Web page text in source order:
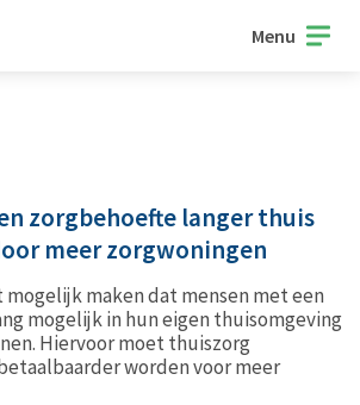
Menu
zorgbehoefte langer thuis
meer zorgwoningen
maken dat mensen met een
mogelijk in hun eigen thuisomgeving
Hiervoor moet thuiszorg
worden voor meer